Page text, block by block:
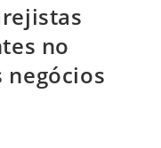
no
negócios